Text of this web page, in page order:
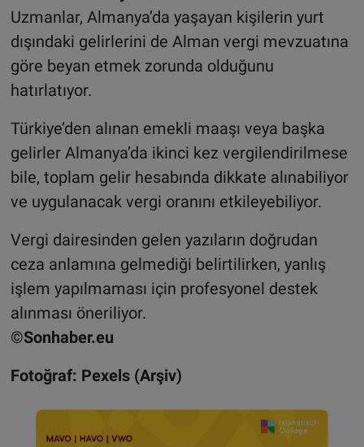
Uzmanlar, Almanya’da yaşayan kişilerin yurt
dışındaki gelirlerini de Alman vergi mevzuatına
göre beyan etmek zorunda olduğunu
hatırlatıyor.
Türkiye’den alınan emekli maaşı veya başka
gelirler Almanya’da ikinci kez vergilendirilmese
bile, toplam gelir hesabında dikkate alınabiliyor
ve uygulanacak vergi oranını etkileyebiliyor.
Vergi dairesinden gelen yazıların doğrudan
ceza anlamına gelmediği belirtilirken, yanlış
işlem yapılmaması için profesyonel destek
alınması öneriliyor.
©Sonhaber.eu
Fotoğraf: Pexels (Arşiv)